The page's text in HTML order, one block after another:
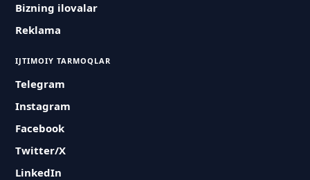
Bizning ilovalar
Reklama
IJTIMOIY TARMOQLAR
Telegram
Instagram
Facebook
Twitter/X
LinkedIn